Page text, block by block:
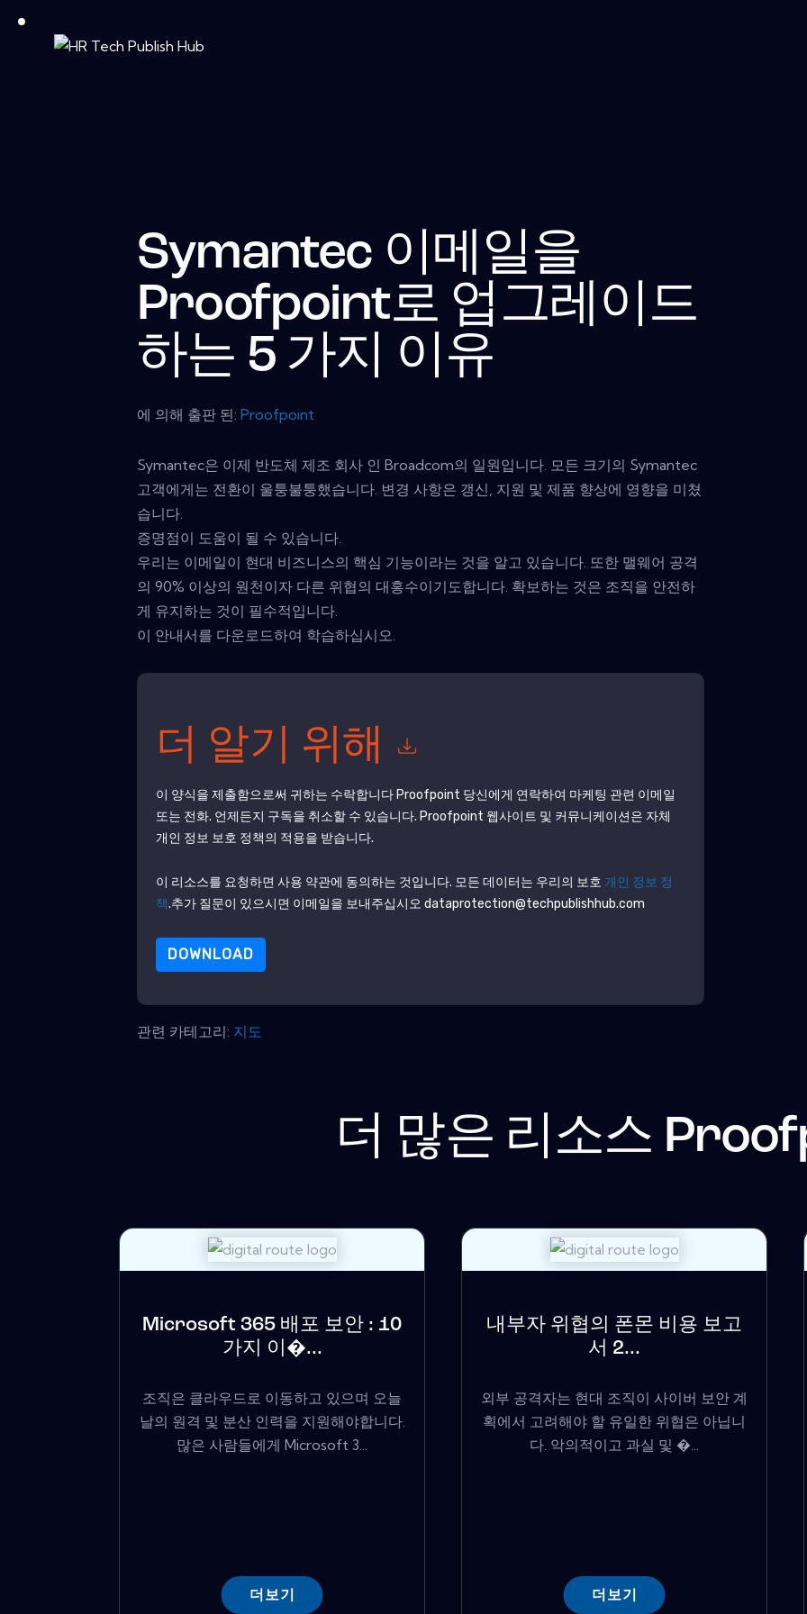
Symantec 이메일을
Proofpoint로 업그레이드
하는 5 가지 이유
에 의해 출판 된: Proofpoint
Symantec은 이제 반도체 제조 회사 인 Broadcom의 일원입니다. 모든 크기의 Symantec
고객에게는 전환이 울퉁불퉁했습니다. 변경 사항은 갱신, 지원 및 제품 향상에 영향을 미쳤
습니다.
증명점이 도움이 될 수 있습니다.
우리는 이메일이 현대 비즈니스의 핵심 기능이라는 것을 알고 있습니다. 또한 맬웨어 공격
의 90% 이상의 원천이자 다른 위협의 대홍수이기도합니다. 확보하는 것은 조직을 안전하
게 유지하는 것이 필수적입니다.
이 안내서를 다운로드하여 학습하십시오.
더 알기 위해
이 양식을 제출함으로써 귀하는 수락합니다Proofpoint 당신에게 연락하여 마케팅 관련 이메일
또는 전화. 언제든지 구독을 취소할 수 있습니다. Proofpoint 웹사이트 및 커뮤니케이션은 자체
개인 정보 보호 정책의 적용을 받습니다.
이 리소스를 요청하면 사용 약관에 동의하는 것입니다. 모든 데이터는 우리의 보호 개인 정보 정
책.추가 질문이 있으시면 이메일을 보내주십시오 dataprotection@techpublishhub.com
DOWNLOAD
관련 카테고리: 지도
더 많은 리소스
Microsoft 365 배포 보안 : 10
가지 이�...
조직은 클라우드로 이동하고 있으며 오늘
날의 원격 및 분산 인력을 지원해야합니다.
많은 사람들에게 Microsoft 3...
더보기
내부자 위협의 폰몬 비용 보고
서 2...
외부 공격자는 현대 조직이 사이버 보안 계
획에서 고려해야 할 유일한 위협은 아닙니
다. 악의적이고 과실 및 �...
더보기